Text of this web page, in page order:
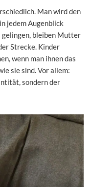
Man wird den
jedem Augenblick
gelingen, bleiben Mutter
Strecke. Kinder
wenn man ihnen das
sie sind. Vor allem:
sondern der